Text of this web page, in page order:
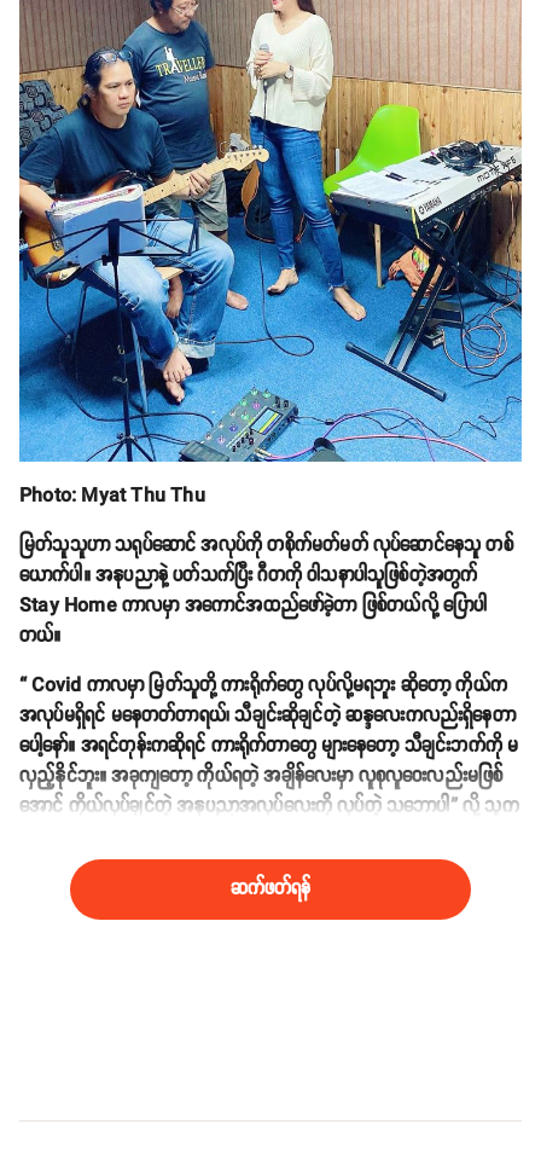
Photo: Myat Thu Thu
မြတ်သူသူဟာ သရုပ်ဆောင် အလုပ်ကို တစိုက်မတ်မတ် လုပ်ဆောင်နေသူ တစ်
ယောက်ပါ။ အနုပညာနဲ့ ပတ်သက်ပြီး ဂီတကို ဝါသနာပါသူဖြစ်တဲ့အတွက်
Stay Home ကာလမှာ အကောင်အထည်ဖော်ခဲ့တာ ဖြစ်တယ်လို့ ပြောပါ
တယ်။
“ Covid ကာလမှာ မြတ်သူတို့ ကားရိုက်တွေ လုပ်လို့မရဘူး ဆိုတော့ ကိုယ်က
အလုပ်မရှိရင် မနေတတ်တာရယ်၊ သီချင်းဆိုချင်တဲ့ ဆန္ဒလေးကလည်းရှိနေတာ
ပေါ့နော်။ အရင်တုန်းကဆိုရင် ကားရိုက်တာတွေ များနေတော့ သီချင်းဘက်ကို မ
လှည့်နိုင်ဘူး။ အခုကျတော့ ကိုယ်ရတဲ့ အချိန်လေးမှာ လူစုလူဝေးလည်းမဖြစ်
အောင် ကိုယ်လုပ်ချင်တဲ့ အနုပညာအလုပ်လေးကို လုပ်တဲ့ သဘောပါ” လို့ သူက
ဆက်ဖတ်ရန်